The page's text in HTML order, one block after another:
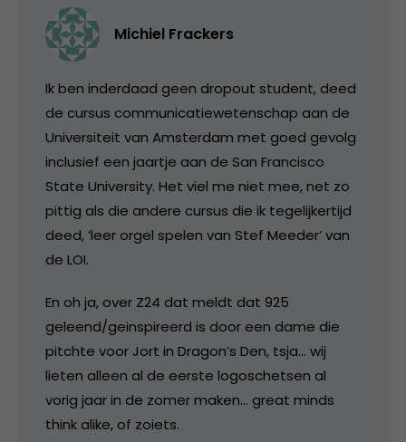
Michiel Frackers
Ik ben inderdaad geen dropout student, deed
de cursus communicatiewetenschap aan de
Universiteit van Amsterdam met goed gevolg
inclusief een jaartje aan de San Francisco
State University. Het viel me niet mee, net zo
pittig als die andere cursus die ik tegelijkertijd
deed, ‘leer orgel spelen van Stef Meeder’ van
de LOI.
En oh ja, over Z24 dat meldt dat 925
geleend/geinspireerd is door een dame die
pitchte voor Jort in Dragon’s Den, tsja… wij
lieten alleen al de eerste logoschetsen al
vorig jaar in de zomer maken… great minds
think alike, of zoiets.